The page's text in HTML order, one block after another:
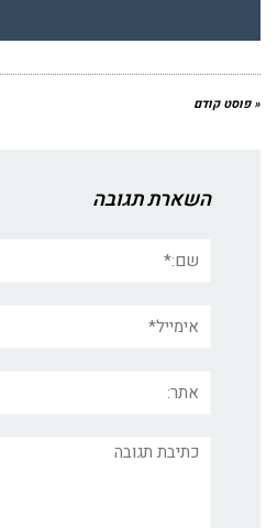
« פוסט קודם
השארת תגובה
תגובה